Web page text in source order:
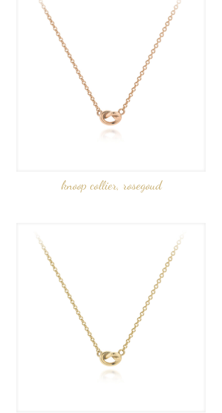
knoop collier, rosegoud